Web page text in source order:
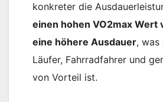
konkreter die
einen hohen VO2max Wert
eine höhere Ausdauer, was
Läufer, Fahrradfahrer und
von Vorteil ist.